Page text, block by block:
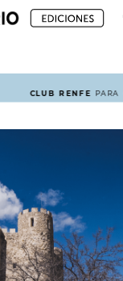
CLUB RENFE PARA